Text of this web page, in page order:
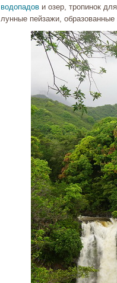
водопадови озер, тропинок
лунные пейзажи,